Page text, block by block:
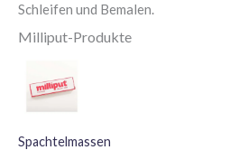
Schleifen und Bemalen.
Milliput-Produkte
Spachtelmassen